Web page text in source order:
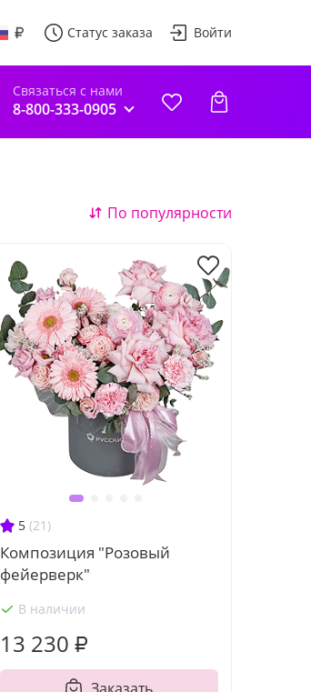
Статус заказа Войти
Связаться с нами
8-800-333-0905
По популярности
5 (21)
Композиция "Розовый
фейерверк"
В наличии
13 230 ₽